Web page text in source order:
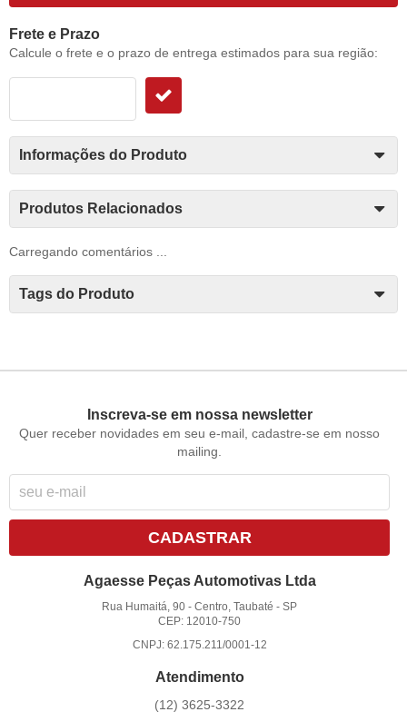
Frete e Prazo
Calcule o frete e o prazo de entrega estimados para sua região:
Informações do Produto
Produtos Relacionados
Carregando comentários ...
Tags do Produto
Inscreva-se em nossa newsletter
Quer receber novidades em seu e-mail, cadastre-se em nosso
mailing.
CADASTRAR
Agaesse Peças Automotivas Ltda
Rua Humaitá, 90 -Centro, Taubaté -SP
CEP: 12010-750
CNPJ: 62.175.211/0001-12
Atendimento
(12) 3625-3322